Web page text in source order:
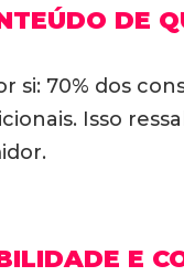
DE
si: 70% dos
Isso
E